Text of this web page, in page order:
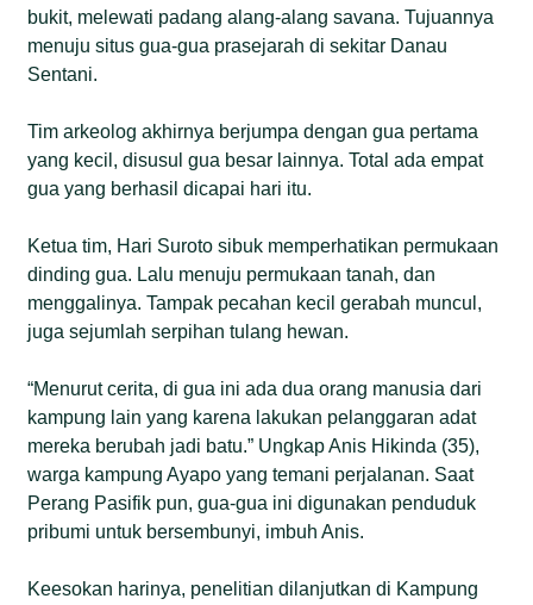
bukit, melewati padang alang-alang savana. Tujuannya
menuju situs gua-gua prasejarah di sekitar Danau
Sentani.
Tim arkeolog akhirnya berjumpa dengan gua pertama
yang kecil, disusul gua besar lainnya. Total ada empat
gua yang berhasil dicapai hari itu.
Ketua tim, Hari Suroto sibuk memperhatikan permukaan
dinding gua. Lalu menuju permukaan tanah, dan
menggalinya. Tampak pecahan kecil gerabah muncul,
juga sejumlah serpihan tulang hewan.
“Menurut cerita, di gua ini ada dua orang manusia dari
kampung lain yang karena lakukan pelanggaran adat
mereka berubah jadi batu.” Ungkap Anis Hikinda (35),
warga kampung Ayapo yang temani perjalanan. Saat
Perang Pasifik pun, gua-gua ini digunakan penduduk
pribumi untuk bersembunyi, imbuh Anis.
Keesokan harinya, penelitian dilanjutkan di Kampung